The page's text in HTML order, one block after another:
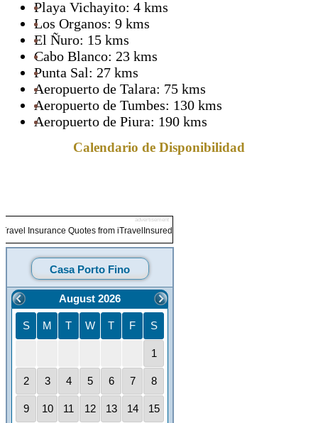
Playa Vichayito: 4 kms
Los Organos: 9 kms
El Ñuro: 15 kms
Cabo Blanco: 23 kms
Punta Sal: 27 kms
Aeropuerto de Talara: 75 kms
Aeropuerto de Tumbes: 130 kms
Aeropuerto de Piura: 190 kms
Calendario de Disponibilidad